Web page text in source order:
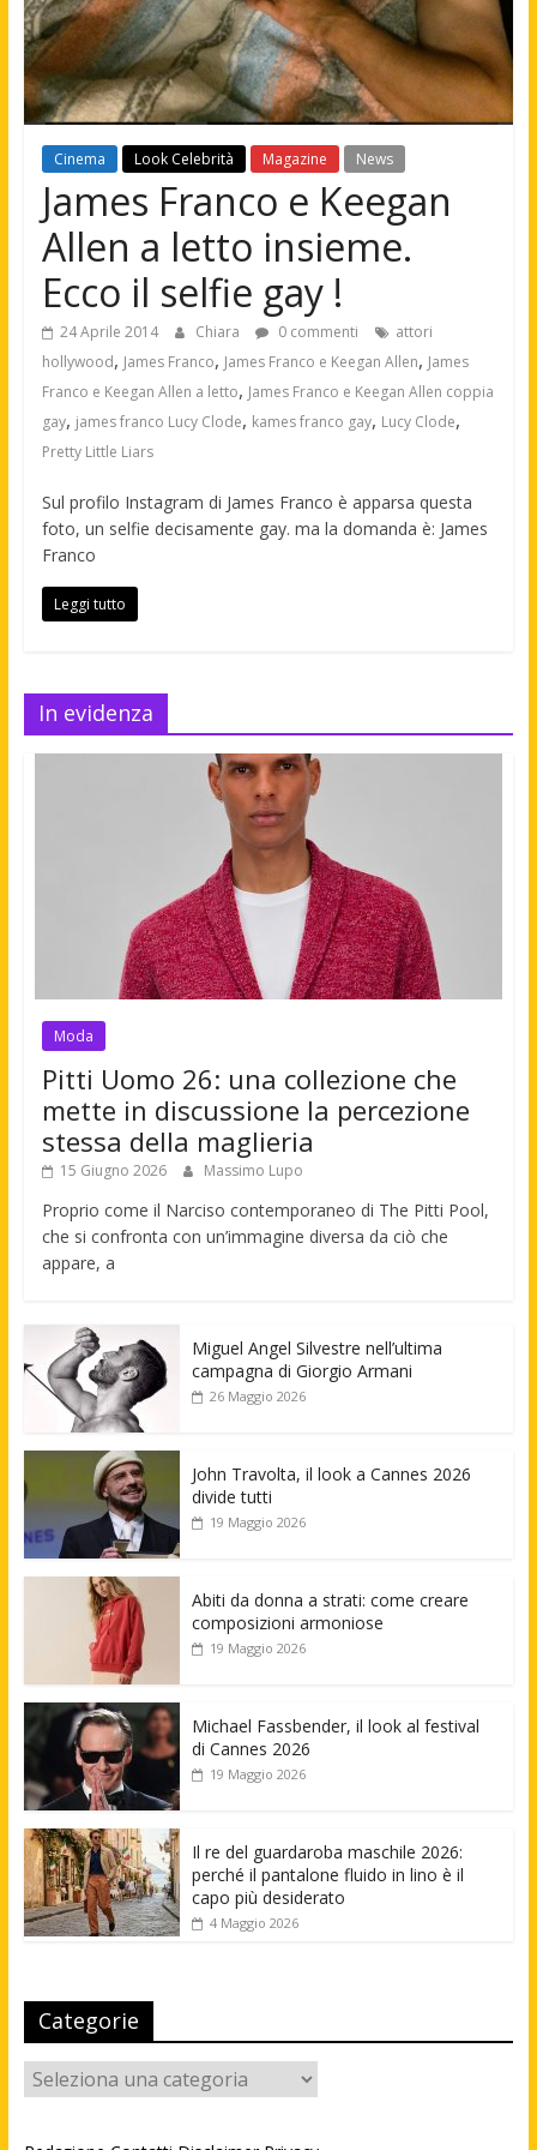
Cinema Look Celebrità Magazine News
James Franco e Keegan
Allen a letto insieme.
Ecco il selfie gay !
24 Aprile 2014 Chiara 0 commenti
attori
hollywood, James Franco, James Franco e Keegan Allen, James
Franco e Keegan Allen a letto, James Franco e Keegan Allen coppia
gay, james franco Lucy Clode, kames franco gay, Lucy Clode,
Pretty Little Liars
Sul profilo Instagram di James Franco è apparsa questa
foto, un selfie decisamente gay. ma la domanda è: James
Franco
Leggi tutto
In evidenza
Moda
Pitti Uomo 26: una collezione che
mette in discussione la percezione
stessa della maglieria
15 Giugno 2026 Massimo Lupo
Proprio come il Narciso contemporaneo di The Pitti Pool,
che si confronta con un’immagine diversa da ciò che
appare, a
Miguel Angel Silvestre nell’ultima
campagna di Giorgio Armani
26 Maggio 2026
John Travolta, il look a Cannes 2026
divide tutti
19 Maggio 2026
Abiti da donna a strati: come creare
composizioni armoniose
19 Maggio 2026
Michael Fassbender, il look al festival
di Cannes 2026
19 Maggio 2026
Il re del guardaroba maschile 2026:
perché il pantalone fluido in lino è il
capo più desiderato
4 Maggio 2026
Categorie
Categorie